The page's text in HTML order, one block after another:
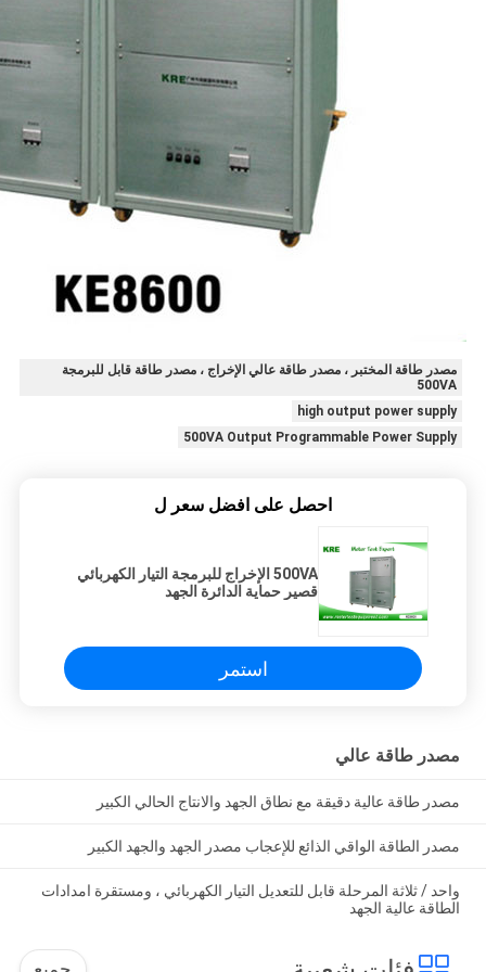
مصدر طاقة المختبر ، مصدر طاقة عالي الإخراج ، مصدر طاقة قابل للبرمجة
500VA
high output power supply
500VA Output Programmable Power Supply
احصل على افضل سعر ل
500VA الإخراج للبرمجة التيار الكهربائي
قصير حماية الدائرة الجهد
استمر
مصدر طاقة عالي
مصدر طاقة عالية دقيقة مع نطاق الجهد والانتاج الحالي الكبير
مصدر الطاقة الواقي الذائع للإعجاب مصدر الجهد والجهد الكبير
واحد / ثلاثة المرحلة قابل للتعديل التيار الكهربائي ، ومستقرة امدادات
الطاقة عالية الجهد